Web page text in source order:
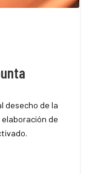
desecho de la
de